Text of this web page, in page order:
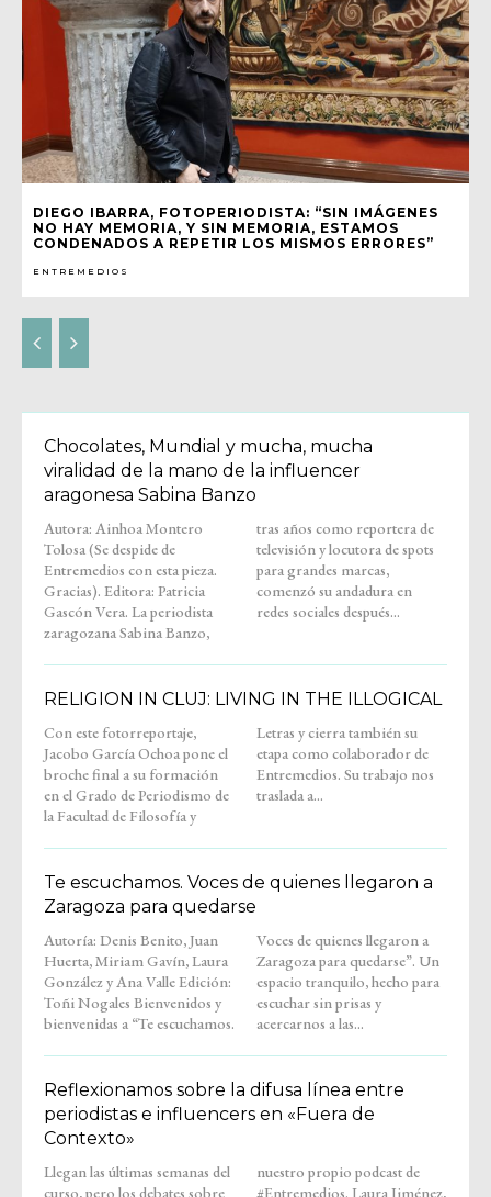
DIEGO IBARRA, FOTOPERIODISTA: “SIN IMÁGENES
NO HAY MEMORIA, Y SIN MEMORIA, ESTAMOS
CONDENADOS A REPETIR LOS MISMOS ERRORES”
ENTREMEDIOS
Chocolates, Mundial y mucha, mucha
viralidad de la mano de la influencer
aragonesa Sabina Banzo
Autora: Ainhoa Montero
Tolosa (Se despide de
Entremedios con esta pieza.
Gracias). Editora: Patricia
Gascón Vera. La periodista
zaragozana Sabina Banzo,
tras años como reportera de
televisión y locutora de spots
para grandes marcas,
comenzó su andadura en
redes sociales después...
RELIGION IN CLUJ: LIVING IN THE ILLOGICAL
Con este fotorreportaje,
Jacobo García Ochoa pone el
broche final a su formación
en el Grado de Periodismo de
la Facultad de Filosofía y
Letras y cierra también su
etapa como colaborador de
Entremedios. Su trabajo nos
traslada a...
Te escuchamos. Voces de quienes llegaron a
Zaragoza para quedarse
Autoría: Denis Benito, Juan
Huerta, Miriam Gavín, Laura
González y Ana Valle Edición:
Toñi Nogales Bienvenidos y
bienvenidas a “Te escuchamos.
Voces de quienes llegaron a
Zaragoza para quedarse”. Un
espacio tranquilo, hecho para
escuchar sin prisas y
acercarnos a las...
Reflexionamos sobre la difusa línea entre
periodistas e influencers en «Fuera de
Contexto»
Llegan las últimas semanas del
curso, pero los debates sobre
nuestro propio podcast de
#Entremedios. Laura Jiménez,